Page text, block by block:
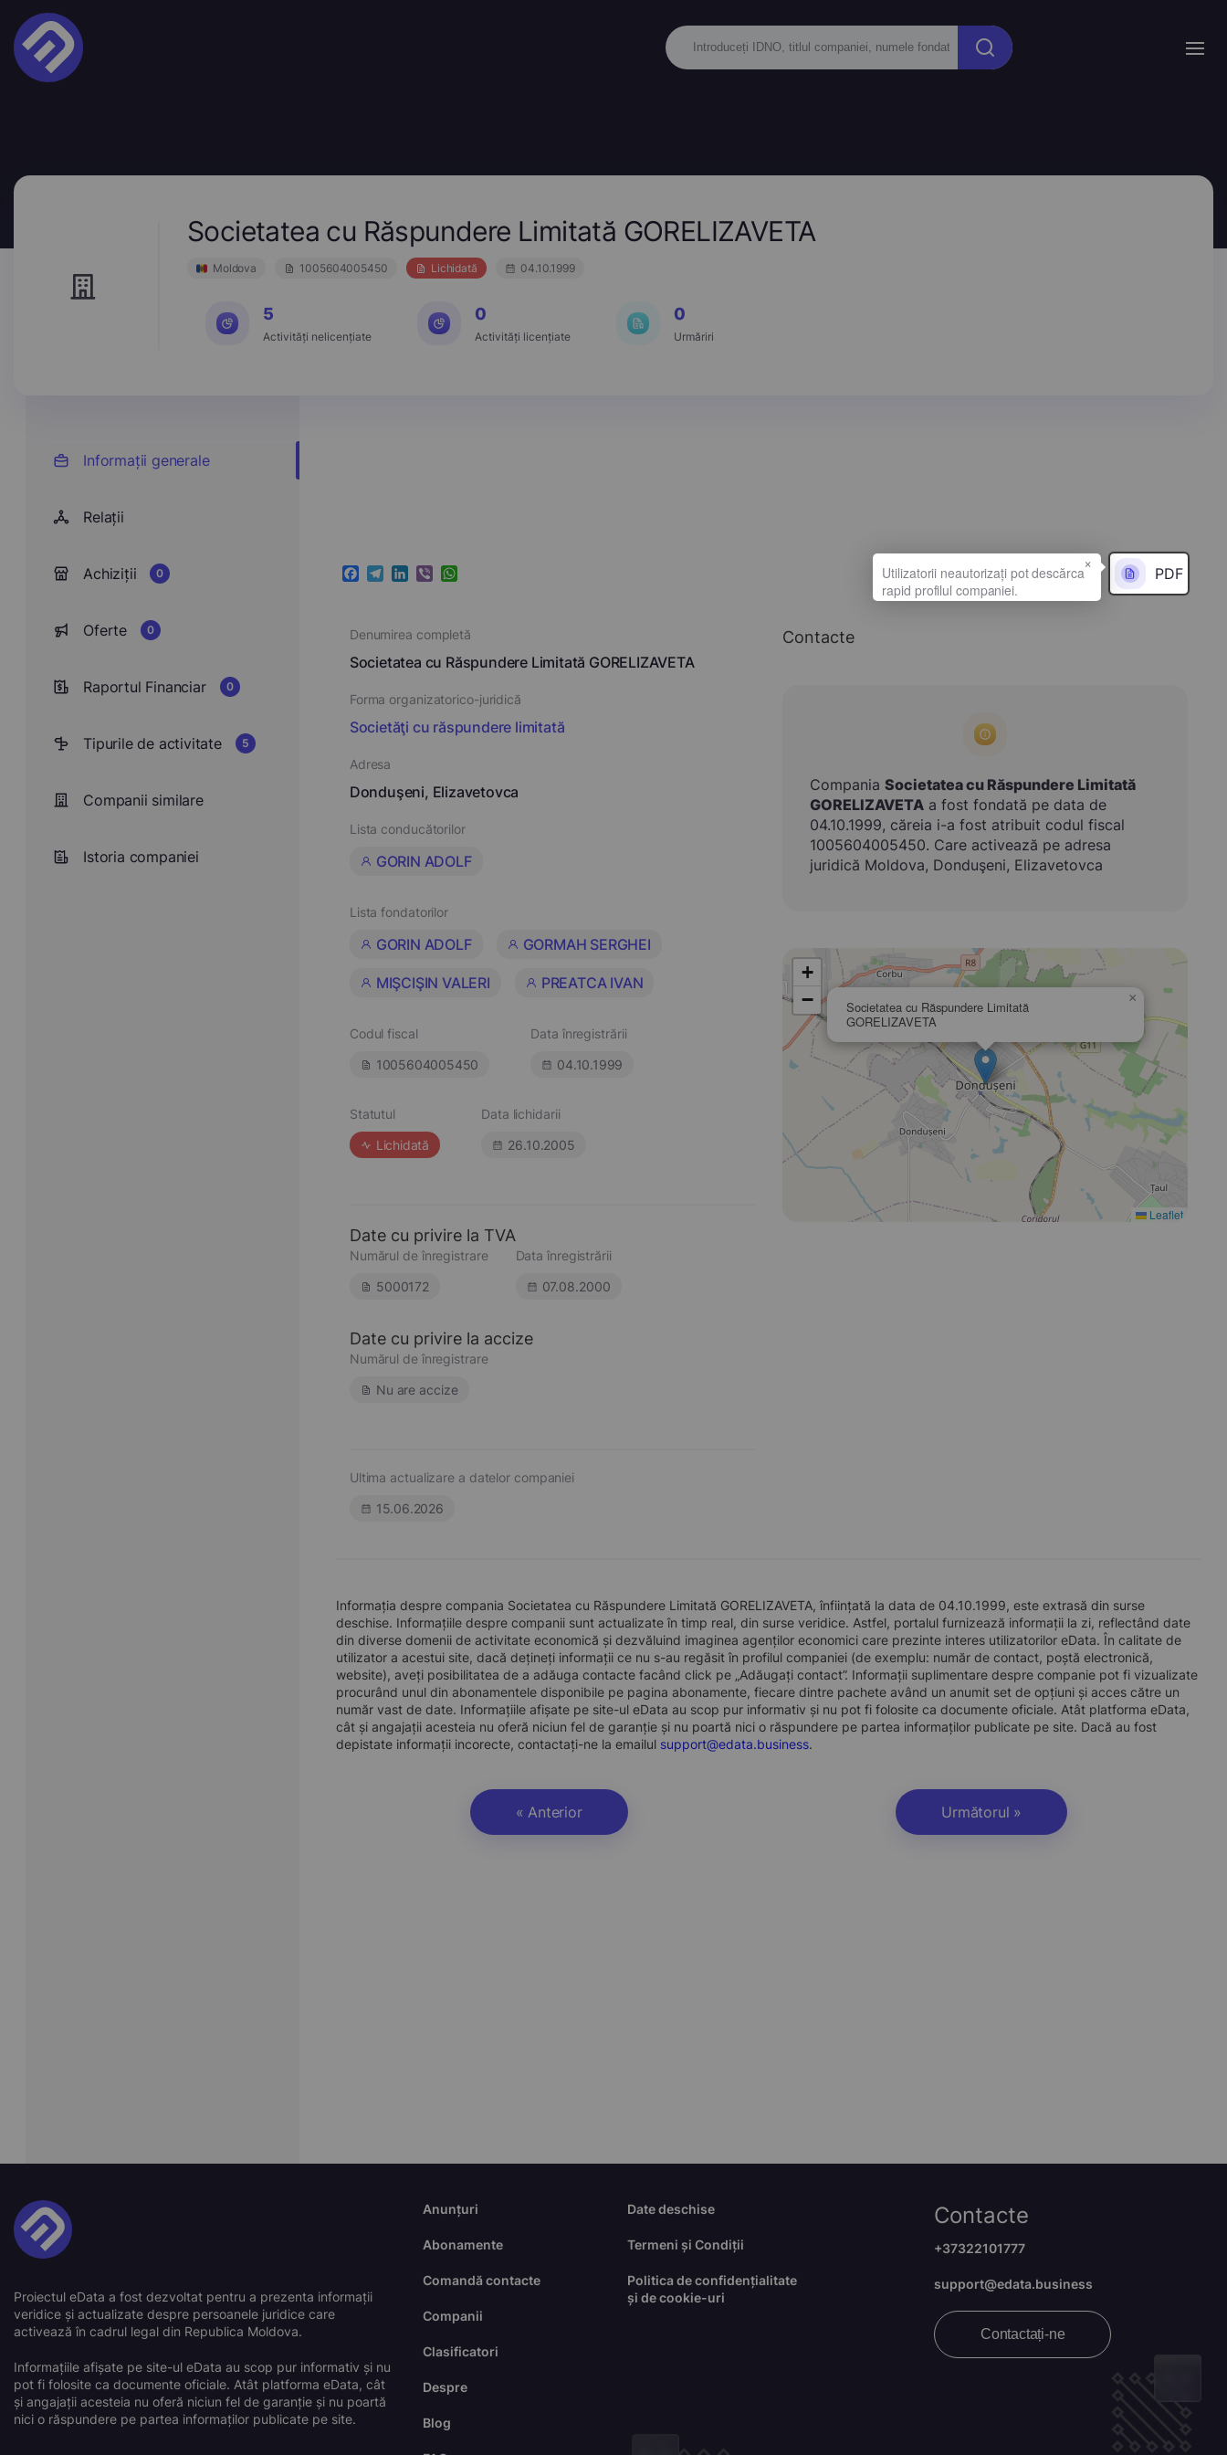
Societatea cu Răspundere Limitată GORELIZAVETA
Moldova 1005604005450 Lichidată 04.10.1999
5
Activități nelicențiate
0
Activități licențiate
0
Urmăriri
Informații generale
Relații
Achiziții 0
Oferte 0
Raportul Financiar 0
Tipurile de activitate 5
Companii similare
Istoria companiei
Facebook
Telegram
LinkedIn
ViberWhatsApp PDF
Denumirea completă
Societatea cu Răspundere Limitată GORELIZAVETA
Forma organizatorico-juridică
Societăţi cu răspundere limitată
Adresa
Donduşeni, Elizavetovca
Lista conducătorilor
GORIN ADOLF
Lista fondatorilor
GORIN ADOLF GORMAH SERGHEI
MIŞCIŞIN VALERI PREATCA IVAN
Codul fiscal
1005604005450
Data înregistrării
04.10.1999
Statutul
Lichidată
Data lichidarii
26.10.2005
Date cu privire la TVA
Numărul de înregistrare
5000172
Data înregistrării
07.08.2000
Date cu privire la accize
Numărul de înregistrare
Nu are accize
Ultima actualizare a datelor companiei
15.06.2026
Contacte
Compania Societatea cu Răspundere Limitată
GORELIZAVETAa fost fondată pe data de
04.10.1999, căreia i-a fost atribuit codul fiscal
1005604005450. Care activează pe adresa
juridică Moldova, Donduşeni, Elizavetovca
Societatea cu Răspundere Limitată
GORELIZAVETA
×
+
−
Leaflet
Informația despre compania Societatea cu Răspundere Limitată GORELIZAVETA, înființată la data de 04.10.1999, este extrasă din surse
deschise. Informațiile despre companii sunt actualizate în timp real, din surse veridice. Astfel, portalul furnizează informații la zi, reflectând date
din diverse domenii de activitate economică și dezvăluind imaginea agenților economici care prezinte interes utilizatorilor eData. În calitate de
utilizator a acestui site, dacă dețineți informații ce nu s-au regăsit în profilul companiei (de exemplu: număr de contact, poștă electronică,
website), aveți posibilitatea de a adăuga contacte facând click pe „Adăugați contact”. Informații suplimentare despre companie pot fi vizualizate
procurând unul din abonamentele disponibile pe pagina abonamente, fiecare dintre pachete având un anumit set de opțiuni și acces către un
număr vast de date. Informațiile afișate pe site-ul eData au scop pur informativ și nu pot fi folosite ca documente oficiale. Atât platforma eData,
cât și angajații acesteia nu oferă niciun fel de garanție și nu poartă nici o răspundere pe partea informaților publicate pe site. Dacă au fost
depistate informații incorecte, contactați-ne la emailul support@edata.business.
« Anterior Următorul »
Proiectul eData a fost dezvoltat pentru a prezenta informații
veridice și actualizate despre persoanele juridice care
activează în cadrul legal din Republica Moldova.
Informațiile afișate pe site-ul eData au scop pur informativ și nu
pot fi folosite ca documente oficiale. Atât platforma eData, cât
și angajații acesteia nu oferă niciun fel de garanție și nu poartă
nici o răspundere pe partea informaților publicate pe site.
Anunțuri
Abonamente
Comandă contacte
Companii
Clasificatori
Despre
Blog
Date deschise
Termeni și Condiții
Politica de confidențialitate
și de cookie-uri
Contacte
+37322101777
support@edata.business
Contactați-ne
×